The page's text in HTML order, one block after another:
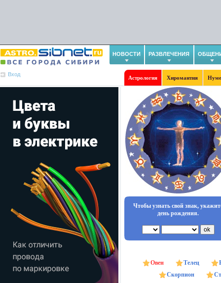
НОВОСТИ РАЗВЛЕЧЕНИЯ
Вход
Астрология Хиромантия
Чтобы узнать свой знак,
день рождения.
Овен Телец
Скорпион